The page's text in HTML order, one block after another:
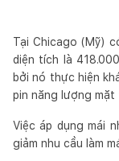
Tại Chicago (Mỹ)
diện tích là
bởi nó thực hiện
pin năng lượng
Việc áp dụng mái
giảm nhu cầu làm